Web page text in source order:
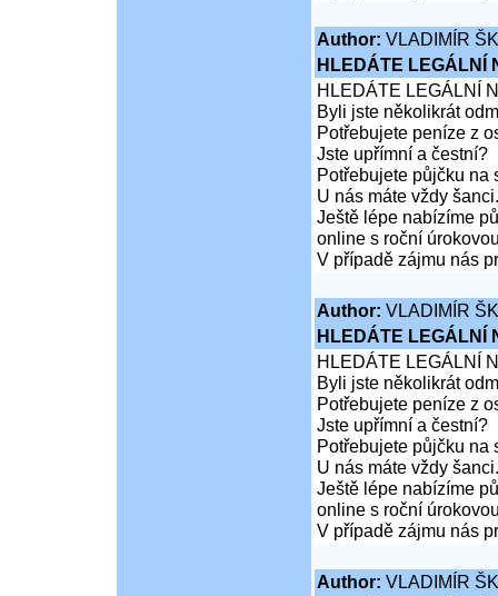
Author: VLADIMÍR
HLEDÁTE LEGÁLNÍ
HLEDÁTE LEGÁLNÍ
Byli jste několikrát
Potřebujete peníze z
Jste upřímní a čestní?
Potřebujete půjčku na
U nás máte vždy šanci.
Ještě lépe nabízíme
online s roční
V případě zájmu nás
Author: VLADIMÍR
HLEDÁTE LEGÁLNÍ
HLEDÁTE LEGÁLNÍ
Byli jste několikrát
Potřebujete peníze z
Jste upřímní a čestní?
Potřebujete půjčku na
U nás máte vždy šanci.
Ještě lépe nabízíme
online s roční
V případě zájmu nás
Author: VLADIMÍR